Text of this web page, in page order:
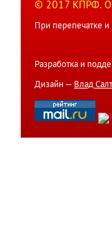
© 2017 КПРФ.
При перепечатке и
Разработка и
Дизайн — Влад